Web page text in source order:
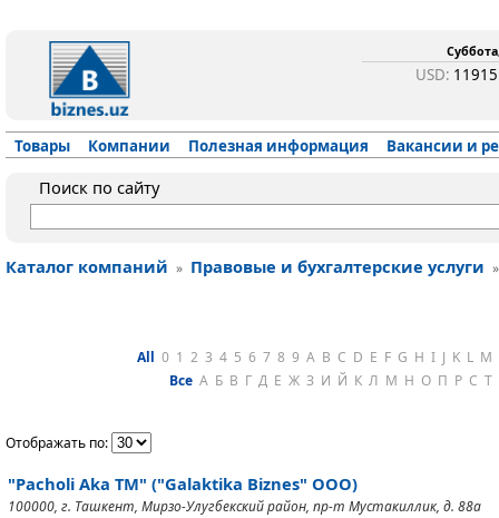
USD:
Товары Компании Полезная информация Вакансии и
Поиск по сайту
Каталог компаний » Правовые и бухгалтерские услуги
All 0 1 2 3 4 5 6 7 8 9 A B C D E F G H I J K L M
Все А Б В Г Д Е Ж З И Й К Л М Н О П Р С Т
Отображать по:
"Pacholi Aka ТМ" ("Galaktika Biznes" ООО)
100000, г. Ташкент, Мирзо-Улугбекский район, пр-т Мустакиллик, д. 88а